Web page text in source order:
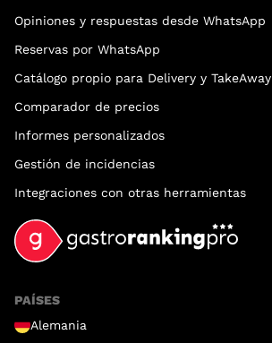
Opiniones y respuestas desde WhatsApp
Reservas por WhatsApp
Catálogo propio para Delivery y TakeAway
Comparador de precios
Informes personalizados
Gestión de incidencias
Integraciones con otras herramientas
PAÍSES
Alemania